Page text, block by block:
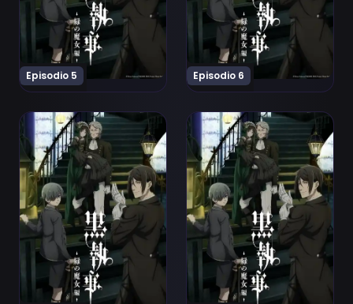
Episodio 5 Episodio 6
Ver Kuroshitsuji: Midori no Majo-hen Episodio 7
Ver Kuroshitsuji: Midori no